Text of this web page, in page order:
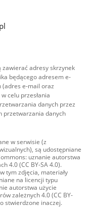
adresy skrzynek
będącego adresem e-
(adres e-mail oraz
celu przesłania
danych przez
przetwarzania danych
w serwisie (z
są udostępniane
uznanie autorstwa
4.0 (CC BY-SA 4.0).
tym zdjęcia, materiały
na licencji typu
autorstwa użycie
zależnych 4.0 (CC BY-
stwierdzone inaczej.